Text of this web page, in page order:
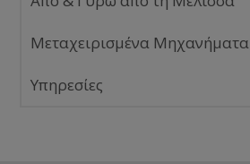
Μεταχειρισμένα Μηχανήματα
Υπηρεσίες